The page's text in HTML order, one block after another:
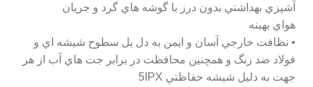
آشپزي بهداشتي بدون درز با گوشه هاي گرد و جريان
هواي بهينه
• نظافت خارجي آسان و ايمن به دل يل سطوح شيشه اي و
فولاد ضد زنگ و همچنين محافظت در برابر جت هاي آب از هر
جهت به دليل شيشه حفاظتي 5IPX